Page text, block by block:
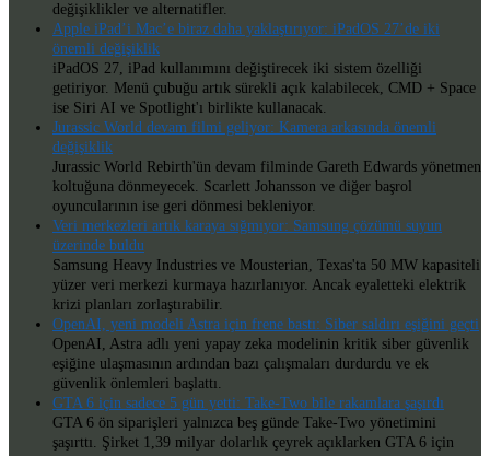
değişiklikler ve alternatifler.
Apple iPad’i Mac’e biraz daha yaklaştırıyor: iPadOS 27’de iki
önemli değişiklik
iPadOS 27, iPad kullanımını değiştirecek iki sistem özelliği
getiriyor. Menü çubuğu artık sürekli açık kalabilecek, CMD + Space
ise Siri AI ve Spotlight'ı birlikte kullanacak.
Jurassic World devam filmi geliyor: Kamera arkasında önemli
değişiklik
Jurassic World Rebirth'ün devam filminde Gareth Edwards yönetmen
koltuğuna dönmeyecek. Scarlett Johansson ve diğer başrol
oyuncularının ise geri dönmesi bekleniyor.
Veri merkezleri artık karaya sığmıyor: Samsung çözümü suyun
üzerinde buldu
Samsung Heavy Industries ve Mousterian, Texas'ta 50 MW kapasiteli
yüzer veri merkezi kurmaya hazırlanıyor. Ancak eyaletteki elektrik
krizi planları zorlaştırabilir.
OpenAI, yeni modeli Astra için frene bastı: Siber saldırı eşiğini geçti
OpenAI, Astra adlı yeni yapay zeka modelinin kritik siber güvenlik
eşiğine ulaşmasının ardından bazı çalışmaları durdurdu ve ek
güvenlik önlemleri başlattı.
GTA 6 için sadece 5 gün yetti: Take-Two bile rakamlara şaşırdı
GTA 6 ön siparişleri yalnızca beş günde Take-Two yönetimini
şaşırttı. Şirket 1,39 milyar dolarlık çeyrek açıklarken GTA 6 için